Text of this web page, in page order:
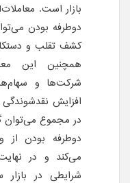
دو‌طرفه بودن
کشف تقلب و
همچنین این
شرکت‌ها و
افزایش نقدشوندگی
دوطرفه بودن از
می‌کند و در
شرایطی در